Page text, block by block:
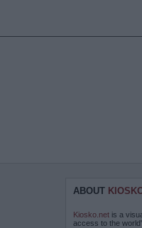
ABOUT
Kiosko.net is a
access to the